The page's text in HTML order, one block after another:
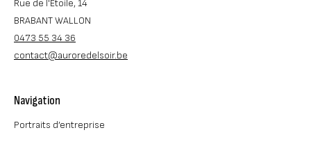
Rue de l'Étoile, 14
BRABANT WALLON
0473 55 34 36
contact@auroredelsoir.be
Navigation
Portraits d’entreprise